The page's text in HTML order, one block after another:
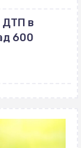
ДТП в
600